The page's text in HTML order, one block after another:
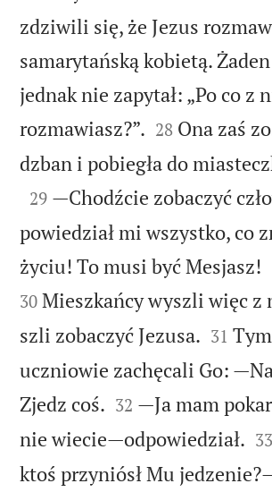
zdziwili się, że Jezus
samarytańską kobietą.
jednak nie zapytał: „Po co z
rozmawiasz?”. 

28 Ona zaś
dzban i pobiegła do

29 —Chodźcie zobaczyć
powiedział mi wszystko, co
życiu! To musi być Mesjasz!
30 Mieszkańcy wyszli więc z
szli zobaczyć Jezusa. 

31
uczniowie zachęcali Go:
Zjedz coś. 

32 —Ja mam
nie wiecie—odpowiedział. 

33
ktoś przyniósł Mu